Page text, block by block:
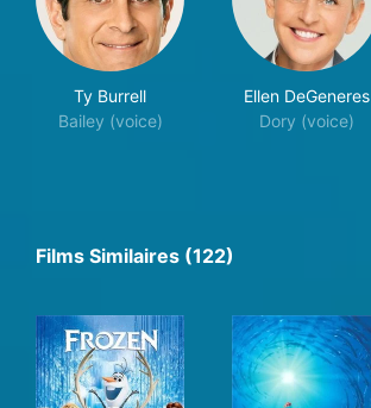
Ty Burrell
Bailey (voice)
Ellen DeGeneres
Dory (voice)
Films Similaires (122)